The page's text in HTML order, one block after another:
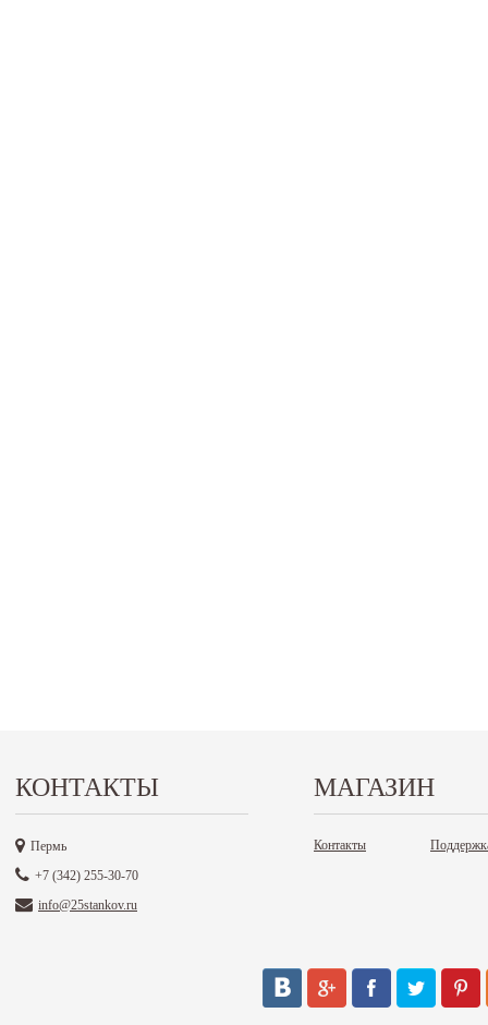
КОНТАКТЫ
Пермь
+7 (342) 255-30-70
info@25stankov.ru
МАГАЗИН
Контакты